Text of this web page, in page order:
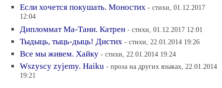
Если хочется покушать. Моностих - стихи, 01.12.2017
12:04
Дипломмат Ма-Тани. Катрен - стихи, 01.12.2017 12:01
Тыдыць, тыць-дыць! Дистих - стихи, 22.01.2014 19:26
Все мы живем. Хайку - стихи, 22.01.2014 19:24
Wszyscy zyjemy. Haiku - проза на других языках, 22.01.2014
19:21